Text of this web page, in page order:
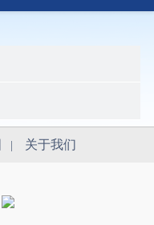
| 关于我们